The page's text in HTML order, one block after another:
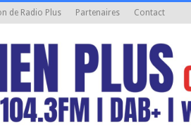
de Radio Plus Partenaires Contact